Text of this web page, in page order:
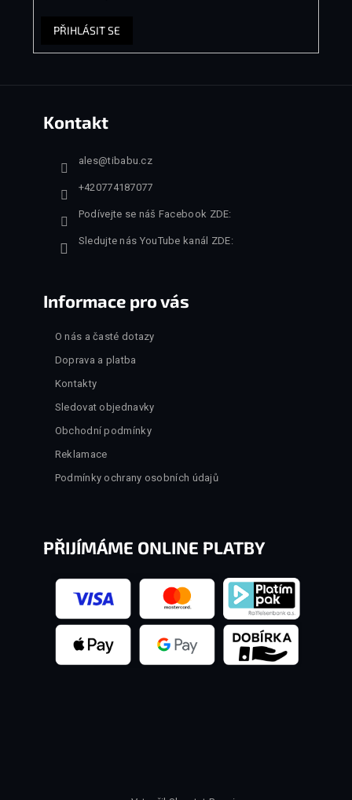
PŘIHLÁSIT SE
Kontakt
ales@tibabu.cz
+420774187077
Podívejte se náš Facebook ZDE:
Sledujte nás YouTube kanál ZDE:
Informace pro vás
O nás a časté dotazy
Doprava a platba
Kontakty
Sledovat objednavky
Obchodní podmínky
Reklamace
Podmínky ochrany osobních údajů
PŘIJÍMÁME ONLINE PLATBY